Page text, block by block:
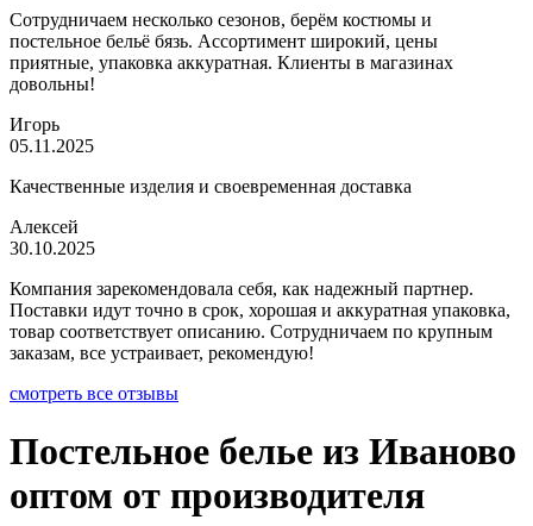
Сотрудничаем несколько сезонов, берём костюмы и
постельное бельё бязь. Ассортимент широкий, цены
приятные, упаковка аккуратная. Клиенты в магазинах
довольны!
Игорь
05.11.2025
Качественные изделия и своевременная доставка
Алексей
30.10.2025
Компания зарекомендовала себя, как надежный партнер.
Поставки идут точно в срок, хорошая и аккуратная упаковка,
товар соответствует описанию. Сотрудничаем по крупным
заказам, все устраивает, рекомендую!
смотреть все отзывы
Постельное белье из Иваново
оптом от производителя